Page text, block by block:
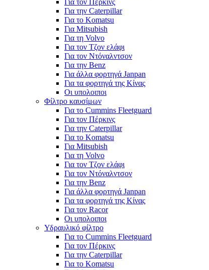
Για τον Πέρκινς
Για την Caterpillar
Για το Komatsu
Για Mitsubish
Για τη Volvo
Για τον Τζον ελάφι
Για τον Ντόναλντσον
Για την Benz
Για άλλα φορτηγά Janpan
Για τα φορτηγά της Κίνας
Οι υπολοιποι
Φίλτρο καυσίμων
Για το Cummins Fleetguard
Για τον Πέρκινς
Για την Caterpillar
Για το Komatsu
Για Mitsubish
Για τη Volvo
Για τον Τζον ελάφι
Για τον Ντόναλντσον
Για την Benz
Για άλλα φορτηγά Janpan
Για τα φορτηγά της Κίνας
Για τον Racor
Οι υπολοιποι
Υδραυλικό φίλτρο
Για το Cummins Fleetguard
Για τον Πέρκινς
Για την Caterpillar
Για το Komatsu